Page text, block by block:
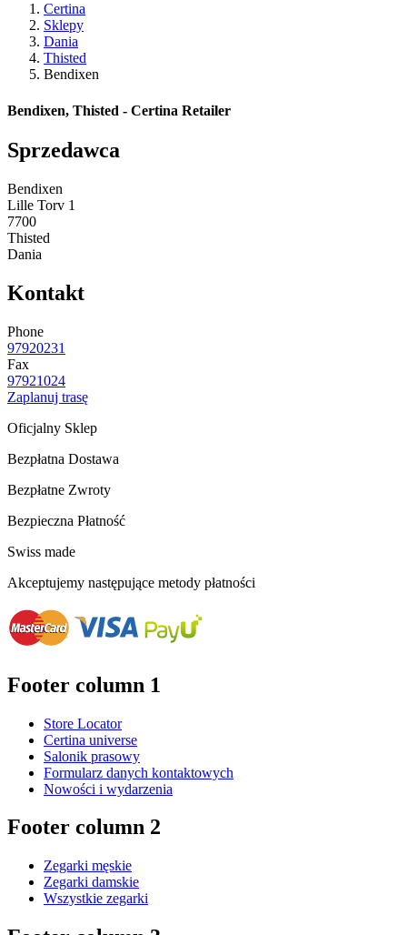
Certina
Sklepy
Dania
Thisted
Bendixen
Bendixen, Thisted - Certina Retailer
Sprzedawca
Bendixen
Lille Torv 1
7700
Thisted
Dania
Kontakt
Phone
97920231
Fax
97921024
Zaplanuj trasę
Oficjalny Sklep
Bezpłatna Dostawa
Bezpłatne Zwroty
Bezpieczna Płatność
Swiss made
Akceptujemy następujące metody płatności
Footer column 1
Store Locator
Certina universe
Salonik prasowy
Formularz danych kontaktowych
Nowości i wydarzenia
Footer column 2
Zegarki męskie
Zegarki damskie
Wszystkie zegarki